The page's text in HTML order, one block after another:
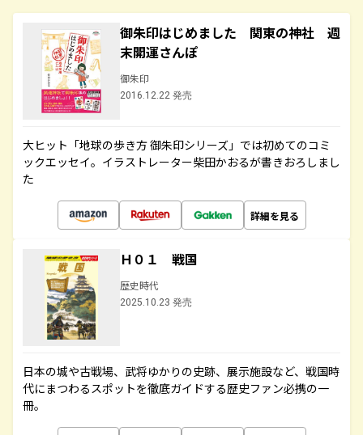
御朱印はじめました 関東の神社 週
末開運さんぽ
御朱印
2016.12.22 発売
大ヒット「地球の歩き方 御朱印シリーズ」では初めてのコミ
ックエッセイ。イラストレーター柴田かおるが書きおろしまし
た
詳細を見る
Ｈ０１ 戦国
歴史時代
2025.10.23 発売
日本の城や古戦場、武将ゆかりの史跡、展示施設など、戦国時
代にまつわるスポットを徹底ガイドする歴史ファン必携の一
冊。